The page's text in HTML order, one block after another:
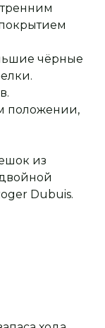
чёрные
положении,
из
Dubuis.